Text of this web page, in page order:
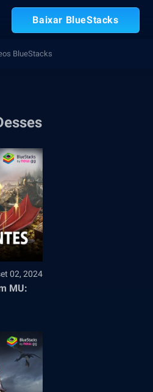
Baixar BlueStacks
BlueStacks
02, 2024
MU: